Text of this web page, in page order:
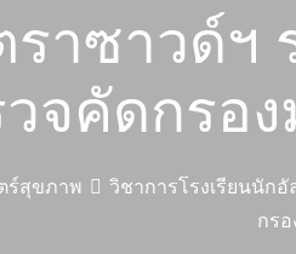
ราซาวด์
จคัดกรอ
ร์สุขภาพ วิชาการโรงเรียนนัก
กร